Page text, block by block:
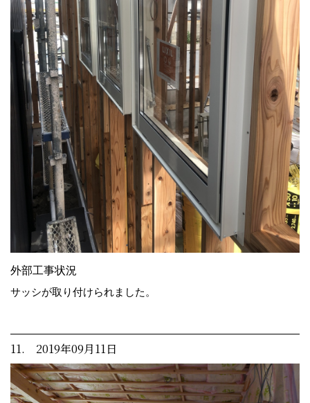
外部工事状況
サッシが取り付けられました。
11. 2019年09月11日